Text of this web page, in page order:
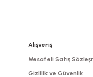
Alışveriş
Mesafeli Satış
Gizlilik ve Güvenlik